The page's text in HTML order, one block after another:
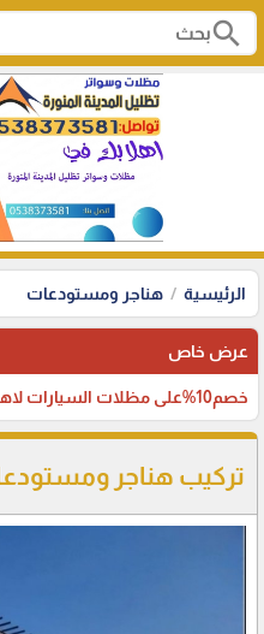
search
الرئيسية هناجر ومستودعات
عرض خاص
خصم10%على مظلات السيارات لاهل المدينة المنورة
تركيب هناجر